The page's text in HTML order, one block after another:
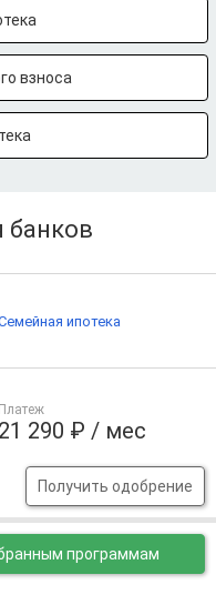
взноса
банков
Платеж
21 290 ₽ / мес
Получить одобрение
ипотека
программам